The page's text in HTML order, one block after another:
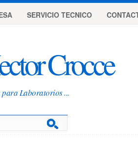
Crocce
Laboratorios ...
SERVICIO TECNICO